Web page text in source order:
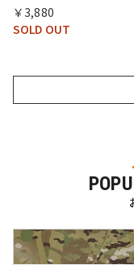
￥3,880
SOLD OUT